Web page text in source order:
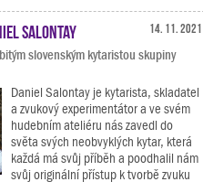
14. 11. 2021
Salontay
slovenským kytaristou skupiny
Daniel Salontay je kytarista, skladatel
a zvukový experimentátor a ve svém
hudebním ateliéru nás zavedl do
světa svých neobvyklých kytar, která
každá má svůj příběh a poodhalil nám
svůj originální přístup k tvorbě zvuku